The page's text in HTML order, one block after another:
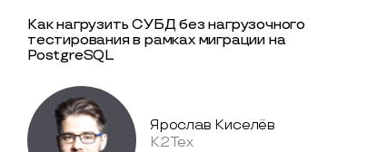
Как нагрузить СУБД без нагрузочного
тестирования в рамках миграции на
PostgreSQL
Ярослав Киселёв
К2Тех